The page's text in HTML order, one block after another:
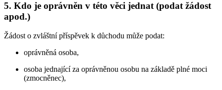
5. Kdo je oprávněn v této věci jednat (podat žádost
apod.)
Žádost o zvláštní příspěvek k důchodu může podat:
oprávněná osoba,
osoba jednající za oprávněnou osobu na základě plné moci
(zmocněnec),